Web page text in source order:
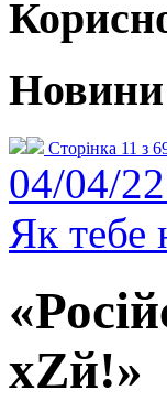
Новини
Сторінка 11 з
04/04/
Як тебе
хZй!»